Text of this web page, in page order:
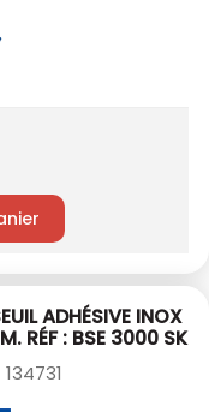
ADHÉSIVE INOX
RÉF : BSE 3000 SK
134731